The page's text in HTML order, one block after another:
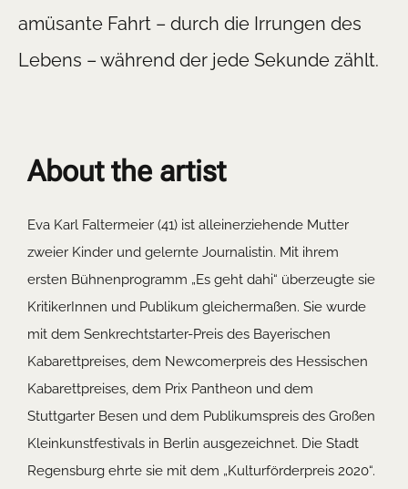
amüsante Fahrt – durch die Irrungen des
Lebens – während der jede Sekunde zählt.
About the artist
Eva Karl Faltermeier (41) ist alleinerziehende Mutter
zweier Kinder und gelernte Journalistin. Mit ihrem
ersten Bühnenprogramm „Es geht dahi“ überzeugte sie
KritikerInnen und Publikum gleichermaßen. Sie wurde
mit dem Senkrechtstarter-Preis des Bayerischen
Kabarettpreises, dem Newcomerpreis des Hessischen
Kabarettpreises, dem Prix Pantheon und dem
Stuttgarter Besen und dem Publikumspreis des Großen
Kleinkunstfestivals in Berlin ausgezeichnet. Die Stadt
Regensburg ehrte sie mit dem „Kulturförderpreis 2020“.